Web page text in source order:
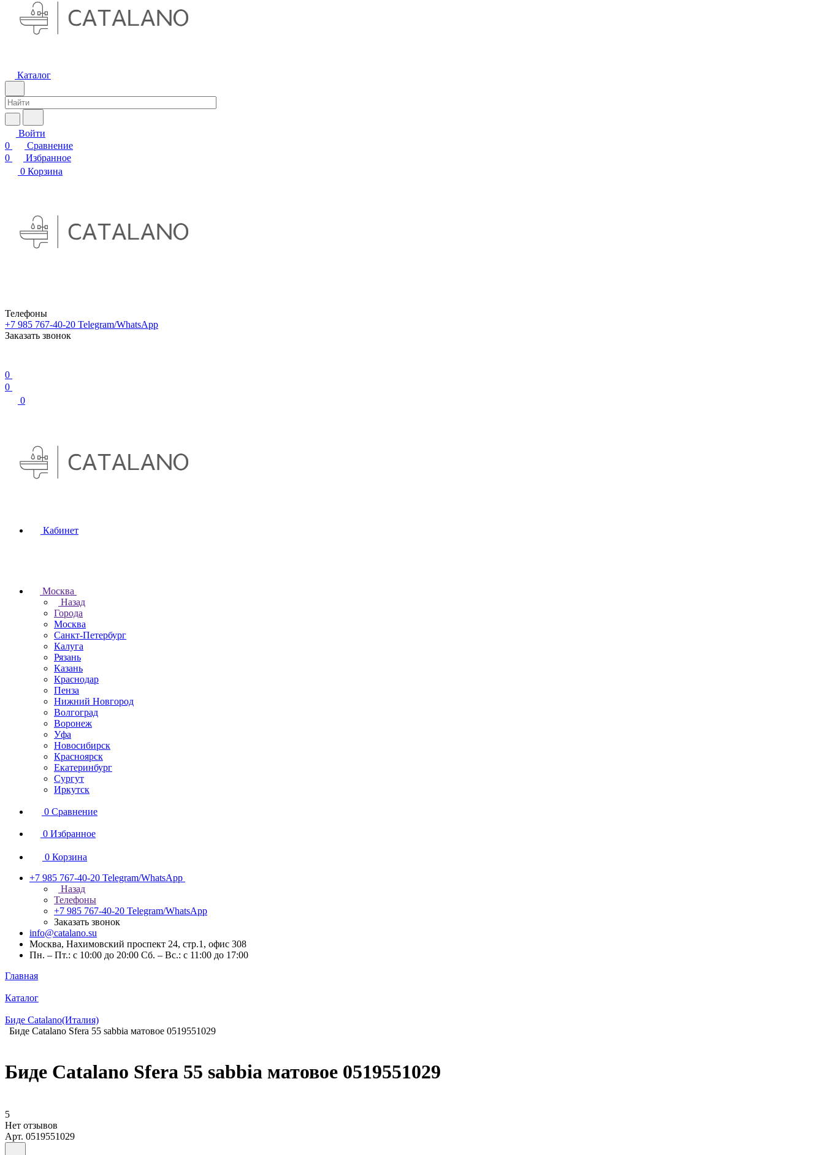
Каталог
Войти
0
Сравнение
0
Избранное
0 Корзина
Телефоны
+7 985 767-40-20 Telegram/WhatsApp
Заказать звонок
0
0
0
Кабинет
Москва
Назад
Города
Москва
Санкт-Петербург
Калуга
Рязань
Казань
Краснодар
Пенза
Нижний Новгород
Волгоград
Воронеж
Уфа
Новосибирск
Красноярск
Екатеринбург
Сургут
Иркутск
0 Сравнение
0 Избранное
0 Корзина
+7 985 767-40-20 Telegram/WhatsApp
Назад
Телефоны
+7 985 767-40-20 Telegram/WhatsApp
Заказать звонок
info@catalano.su
Москва, Нахимовский проспект 24, стр.1, офис 308
Пн. – Пт.: с 10:00 до 20:00 Сб. – Вс.: с 11:00 до 17:00
Главная
Каталог
Биде Catalano(Италия)
Биде Catalano Sfera 55 sabbia матовое 0519551029
Биде Catalano Sfera 55 sabbia матовое 0519551029
5
Нет отзывов
Арт. 0519551029